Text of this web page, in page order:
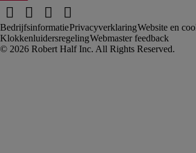
BedrijfsinformatiePrivacyverklaringWebsite en
KlokkenluidersregelingWebmaster feedback